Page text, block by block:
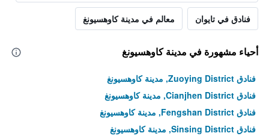
فنادق في تايوان معالم في مدينة كاوهسيونغ
أحياء مشهورة في مدينة كاوهسيونغ
فنادق Zuoying District, مدينة كاوهسيونغ
فنادق Cianjhen District, مدينة كاوهسيونغ
فنادق Fengshan District, مدينة كاوهسيونغ
فنادق Sinsing District, مدينة كاوهسيونغ